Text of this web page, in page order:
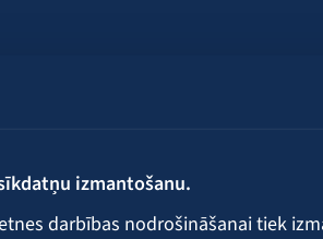
izmantošanu.
darbības nodrošināšanai tiek